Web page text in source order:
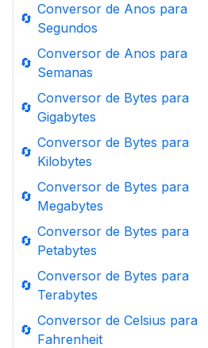
🔄
Conversor de Anos para
Segundos
🔄
Conversor de Anos para
Semanas
🔄
Conversor de Bytes para
Gigabytes
🔄
Conversor de Bytes para
Kilobytes
🔄
Conversor de Bytes para
Megabytes
🔄
Conversor de Bytes para
Petabytes
🔄
Conversor de Bytes para
Terabytes
🔄
Conversor de Celsius para
Fahrenheit